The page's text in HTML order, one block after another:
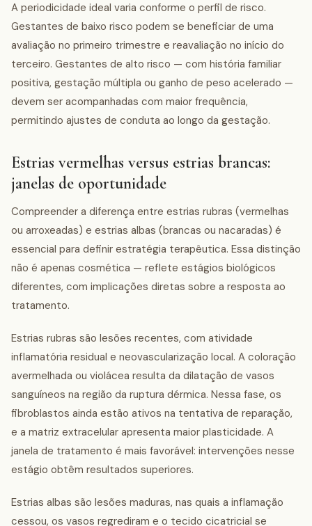
A periodicidade ideal varia conforme o perfil de risco.
Gestantes de baixo risco podem se beneficiar de uma
avaliação no primeiro trimestre e reavaliação no início do
terceiro. Gestantes de alto risco — com história familiar
positiva, gestação múltipla ou ganho de peso acelerado —
devem ser acompanhadas com maior frequência,
permitindo ajustes de conduta ao longo da gestação.
Estrias vermelhas versus estrias brancas:
janelas de oportunidade
Compreender a diferença entre estrias rubras (vermelhas
ou arroxeadas) e estrias albas (brancas ou nacaradas) é
essencial para definir estratégia terapêutica. Essa distinção
não é apenas cosmética — reflete estágios biológicos
diferentes, com implicações diretas sobre a resposta ao
tratamento.
Estrias rubras são lesões recentes, com atividade
inflamatória residual e neovascularização local. A coloração
avermelhada ou violácea resulta da dilatação de vasos
sanguíneos na região da ruptura dérmica. Nessa fase, os
fibroblastos ainda estão ativos na tentativa de reparação,
e a matriz extracelular apresenta maior plasticidade. A
janela de tratamento é mais favorável: intervenções nesse
estágio obtêm resultados superiores.
Estrias albas são lesões maduras, nas quais a inflamação
cessou, os vasos regrediram e o tecido cicatricial se